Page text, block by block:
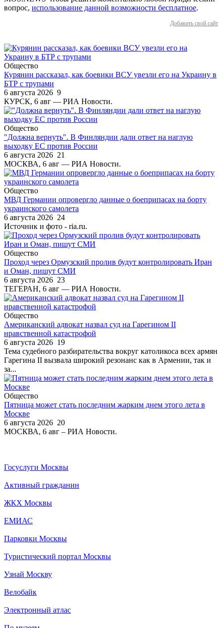
вопрос, использование данной возможности бесплатное.
Добавить свой сайт
Общество
Курянин рассказал, как боевики ВСУ увезли его на Украину в
БТР с трупами
6 августа 2026 9
КУРСК, 6 авг — РИА Новости.
Общество
"Должна вернуть". В Финляндии дали ответ на наглую
выходку ЕС против России
6 августа 2026 21
МОСКВА, 6 авг — РИА Новости.
Общество
МВД Германии опровергло данные о боеприпасах на борту
украинского самолета
6 августа 2026 24
Источник и фото - ria.ru.
Общество
Проход через Ормузский пролив будут контролировать Иран
и Оман, пишут СМИ
6 августа 2026 23
ТЕГЕРАН, 6 авг — РИА Новости.
Общество
Американский адвокат назвал суд на Гарегином II
нравственной катастрофой
6 августа 2026 19
Тема судебного разбирательства вокруг католикоса всех армян
Гарегина II вызвала широкий резонанс как в Армении, так и
за...
Общество
Пятница может стать последним жарким днем этого лета в
Москве
6 августа 2026 20
МОСКВА, 6 авг – РИА Новости.
Госуслуги Москвы
Активный гражданин
ЖКХ Москвы
ЕМИАС
Парковки Москвы
Туристический портал Москвы
Узнай Москву
Велобайк
Электронный атлас